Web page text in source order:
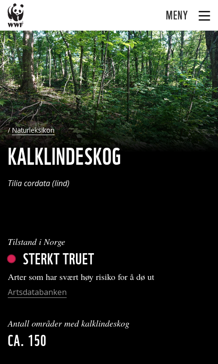
MENY
Naturleksikon
KALKLINDESKOG
Tilia cordata (lind)
Tilstand i Norge
STERKT TRUET
Arter som har svært høy risiko for å dø ut
Artsdatabanken
Antall områder med kalklindeskog
CA. 150